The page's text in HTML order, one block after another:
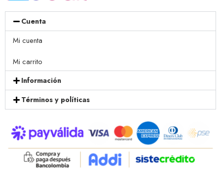
Cuenta
Mi cuenta
Mi carrito
Información
Términos y políticas